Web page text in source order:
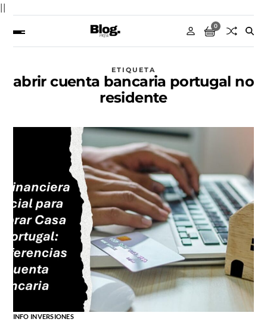
||
0
ETIQUETA
abrir cuenta bancaria portugal no
residente
INFO INVERSIONES